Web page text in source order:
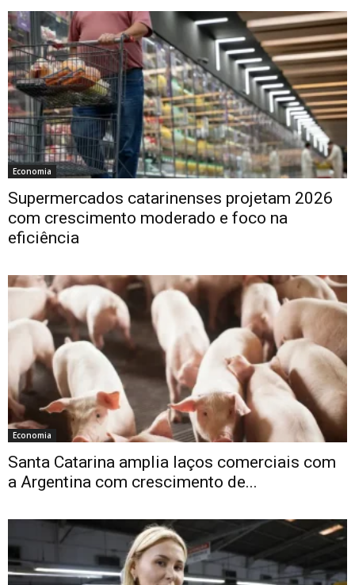
Economia
Supermercados catarinenses projetam 2026
com crescimento moderado e foco na
eficiência
Economia
Santa Catarina amplia laços comerciais com
a Argentina com crescimento de...